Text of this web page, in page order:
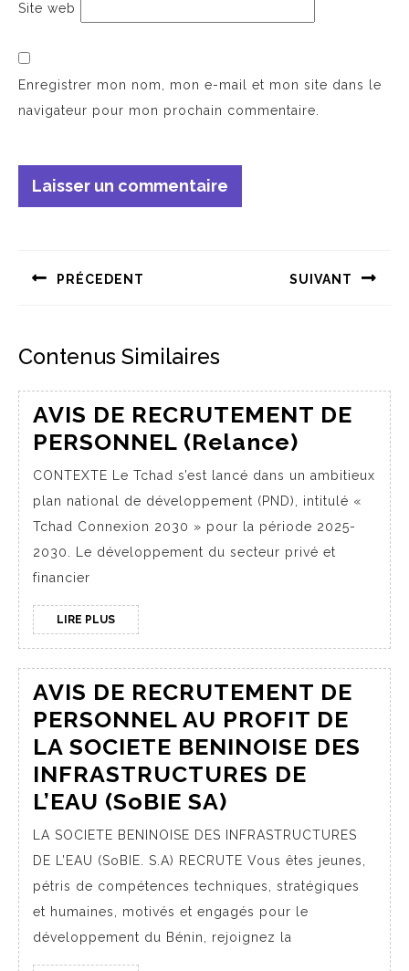
Site web
Enregistrer mon nom, mon e-mail et mon site dans le
navigateur pour mon prochain commentaire.
PRÉCEDENT SUIVANT
Contenus Similaires
AVIS DE RECRUTEMENT DE
PERSONNEL (Relance)
CONTEXTE Le Tchad s’est lancé dans un ambitieux
plan national de développement (PND), intitulé «
Tchad Connexion 2030 » pour la période 2025-
2030. Le développement du secteur privé et
financier
LIRE PLUS
AVIS DE RECRUTEMENT DE
PERSONNEL AU PROFIT DE
LA SOCIETE BENINOISE DES
INFRASTRUCTURES DE
L’EAU (SoBIE SA)
LA SOCIETE BENINOISE DES INFRASTRUCTURES
DE L’EAU (SoBIE. S.A) RECRUTE Vous êtes jeunes,
pétris de compétences techniques, stratégiques
et humaines, motivés et engagés pour le
développement du Bénin, rejoignez la